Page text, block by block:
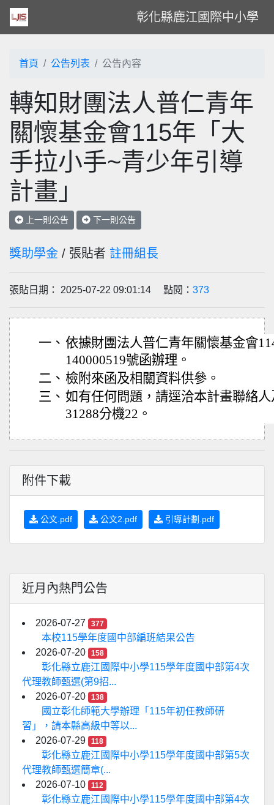
彰化縣鹿江國際中小學
首頁 公告列表 公告內容
轉知財團法人普仁青年
關懷基金會115年「大
手拉小手~青少年引導
計畫」
上一則公告 下一則公告
獎助學金 / 張貼者 註冊組長
張貼日期： 2025-07-22 09:01:14 點閱： 373
一、 依據財團法人普仁青年關懷基金會
140000519號函辦理。
二、 檢附來函及相關資料供參。
三、 如有任何問題，請逕洽本計畫聯絡
31288分機22。
附件下載
公文.pdf 公文2.pdf 引導計劃.pdf
近月內熱門公告
2026-07-27 377
本校115學年度國中部編班結果公告
2026-07-20
158
彰化縣立鹿江國際中小學115學年度國中部第4次
代理教師甄選(第9招...
2026-07-20
138
國立彰化師範大學辦理「115年初任教師研
習」，請本縣高級中等以...
2026-07-29
118
彰化縣立鹿江國際中小學115學年度國中部第5次
代理教師甄選簡章(...
2026-07-10
112
彰化縣立鹿江國際中小學115學年度國中部第4次